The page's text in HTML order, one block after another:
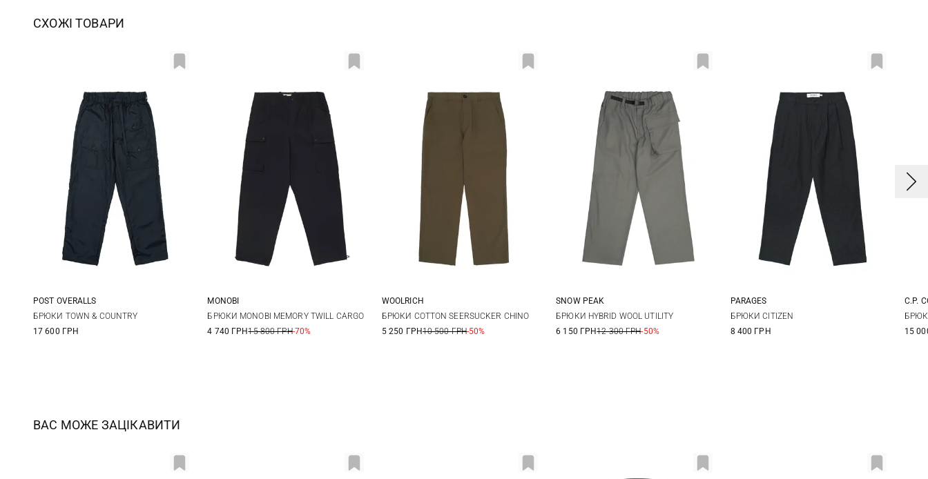
СХОЖІ ТОВАРИ
M L XL
POST OVERALLS
БРЮКИ TOWN & COUNTRY
17 600 ГРН
S M L XL
MONOBI
БРЮКИ MONOBI MEMORY TWILL CARGO
4 740 ГРН15 800 ГРН-70%
34
WOOLRICH
БРЮКИ COTTON SEERSUCKER CHINO
5 250 ГРН10 500 ГРН-50%
M L XL
SNOW PEAK
БРЮКИ HYBRID WOOL UTILITY
6 150 ГРН12 300 ГРН-50%
30 32
PARAGES
БРЮКИ CITIZEN
8 400 ГРН
C.P.
15
ВАС МОЖЕ ЗАЦІКАВИТИ